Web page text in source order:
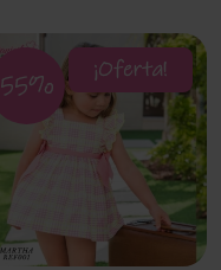
¡Oferta!
55%